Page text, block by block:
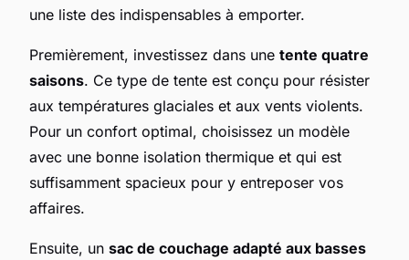
une liste des indispensables à emporter.
Premièrement, investissez dans une tente quatre
saisons. Ce type de tente est conçu pour résister
aux températures glaciales et aux vents violents.
Pour un confort optimal, choisissez un modèle
avec une bonne isolation thermique et qui est
suffisamment spacieux pour y entreposer vos
affaires.
Ensuite, un sac de couchage adapté aux basses